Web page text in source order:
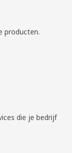
producten.
die je bedrijf